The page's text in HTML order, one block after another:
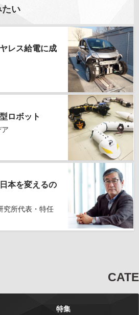
たい
レス給電に成
ロボット
本を変えるの
究所代表・特任
特集